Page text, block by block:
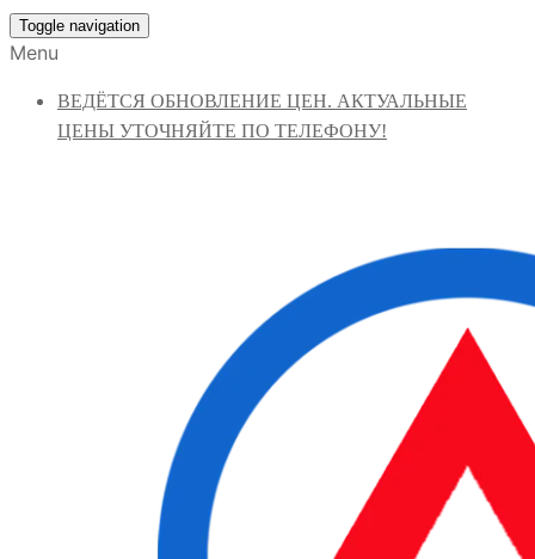
Toggle navigation
Menu
ВЕДЁТСЯ ОБНОВЛЕНИЕ ЦЕН. АКТУАЛЬНЫЕ
ЦЕНЫ УТОЧНЯЙТЕ ПО ТЕЛЕФОНУ!